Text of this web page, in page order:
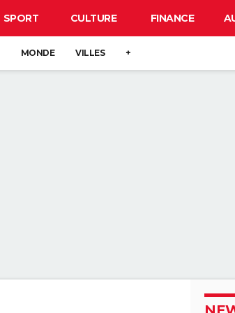
SPORT CULTURE FINANCE
MONDE VILLES +